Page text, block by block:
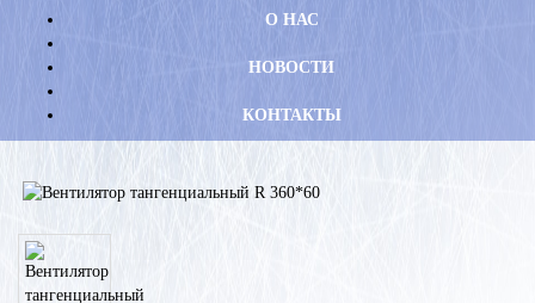
О НАС
НОВОСТИ
КОНТАКТЫ